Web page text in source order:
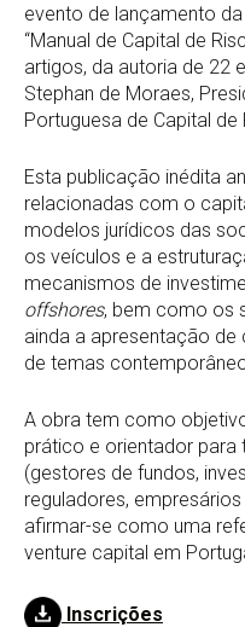
evento de lançamento
“Manual de Capital de
artigos, da autoria de 22
Stephan de Moraes,
Portuguesa de Capital de
Esta publicação inédita
relacionadas com o
modelos jurídicos das
os veículos e a
mecanismos de
offshores, bem como os
ainda a apresentação
de temas
A obra tem como
prático e orientador para
(gestores de fundos,
reguladores,
afirmar-se como uma
venture capital em
Inscrições